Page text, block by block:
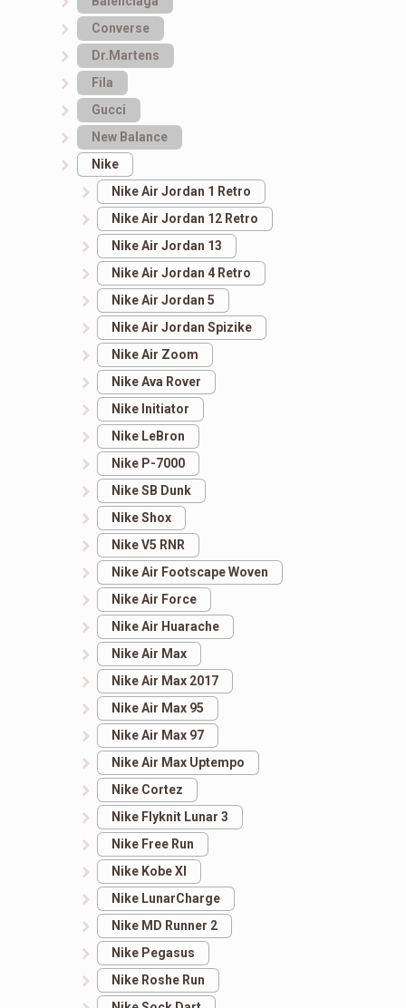
Converse
Dr.Martens
Fila
Gucci
New Balance
Nike
Nike Air Jordan 1 Retro
Nike Air Jordan 12 Retro
Nike Air Jordan 13
Nike Air Jordan 4 Retro
Nike Air Jordan 5
Nike Air Jordan Spizike
Nike Air Zoom
Nike Ava Rover
Nike Initiator
Nike LeBron
Nike P-7000
Nike SB Dunk
Nike Shox
Nike V5 RNR
Nike Air Footscape Woven
Nike Air Force
Nike Air Huarache
Nike Air Max
Nike Air Max 2017
Nike Air Max 95
Nike Air Max 97
Nike Air Max Uptempo
Nike Cortez
Nike Flyknit Lunar 3
Nike Free Run
Nike Kobe XI
Nike LunarCharge
Nike MD Runner 2
Nike Pegasus
Nike Roshe Run